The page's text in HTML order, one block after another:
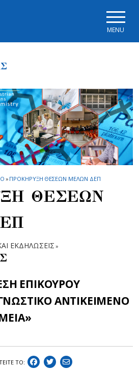
MENU
» ΠΡΟΚΗΡΥΞΗ ΘΕΣΕΩΝ ΜΕΛΩΝ ΔΕΠ
ΘΕΣΕΩΝ
ΕΚΔΗΛΩΣΕΙΣ »
ΕΠΙΚΟΥΡΟΥ
ΑΝΤΙΚΕΙΜΕΝΟ
ΤΟ: